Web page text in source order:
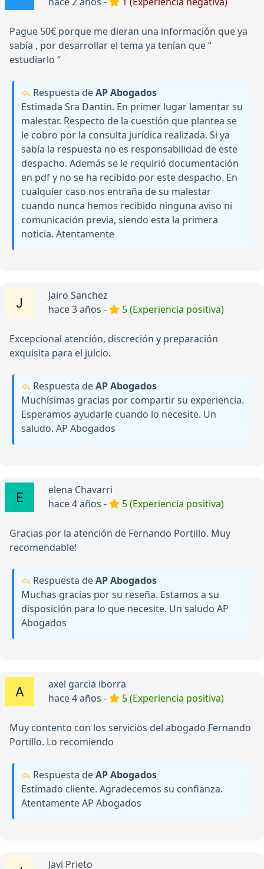
Pague 50€ porque me dieran una información que ya
sabía , por desarrollar el tema ya tenían que “
estudiarlo “
Respuesta deAP Abogados
Estimada Sra Dantin. En primer lugar lamentar su
malestar. Respecto de la cuestión que plantea se
le cobro por la consulta jurídica realizada. Si ya
sabía la respuesta no es responsabilidad de este
despacho. Además se le requirió documentación
en pdf y no se ha recibido por este despacho. En
cualquier caso nos entraña de su malestar
cuando nunca hemos recibido ninguna aviso ni
comunicación previa, siendo esta la primera
noticia. Atentamente
Jairo Sanchez
hace 3 años -
5 (Experiencia positiva)
Excepcional atención, discreción y preparación
exquisita para el juicio.
Respuesta deAP Abogados
Muchísimas gracias por compartir su experiencia.
Esperamos ayudarle cuando lo necesite. Un
saludo. AP Abogados
elena Chavarri
hace 4 años -
5 (Experiencia positiva)
Gracias por la atención de Fernando Portillo. Muy
recomendable!
Respuesta deAP Abogados
Muchas gracias por su reseña. Estamos a su
disposición para lo que necesite. Un saludo AP
Abogados
axel garcia iborra
hace 4 años -
5 (Experiencia positiva)
Muy contento con los servicios del abogado Fernando
Portillo. Lo recomiendo
Respuesta deAP Abogados
Estimado cliente. Agradecemos su confianza.
Atentamente AP Abogados
Javi Prieto